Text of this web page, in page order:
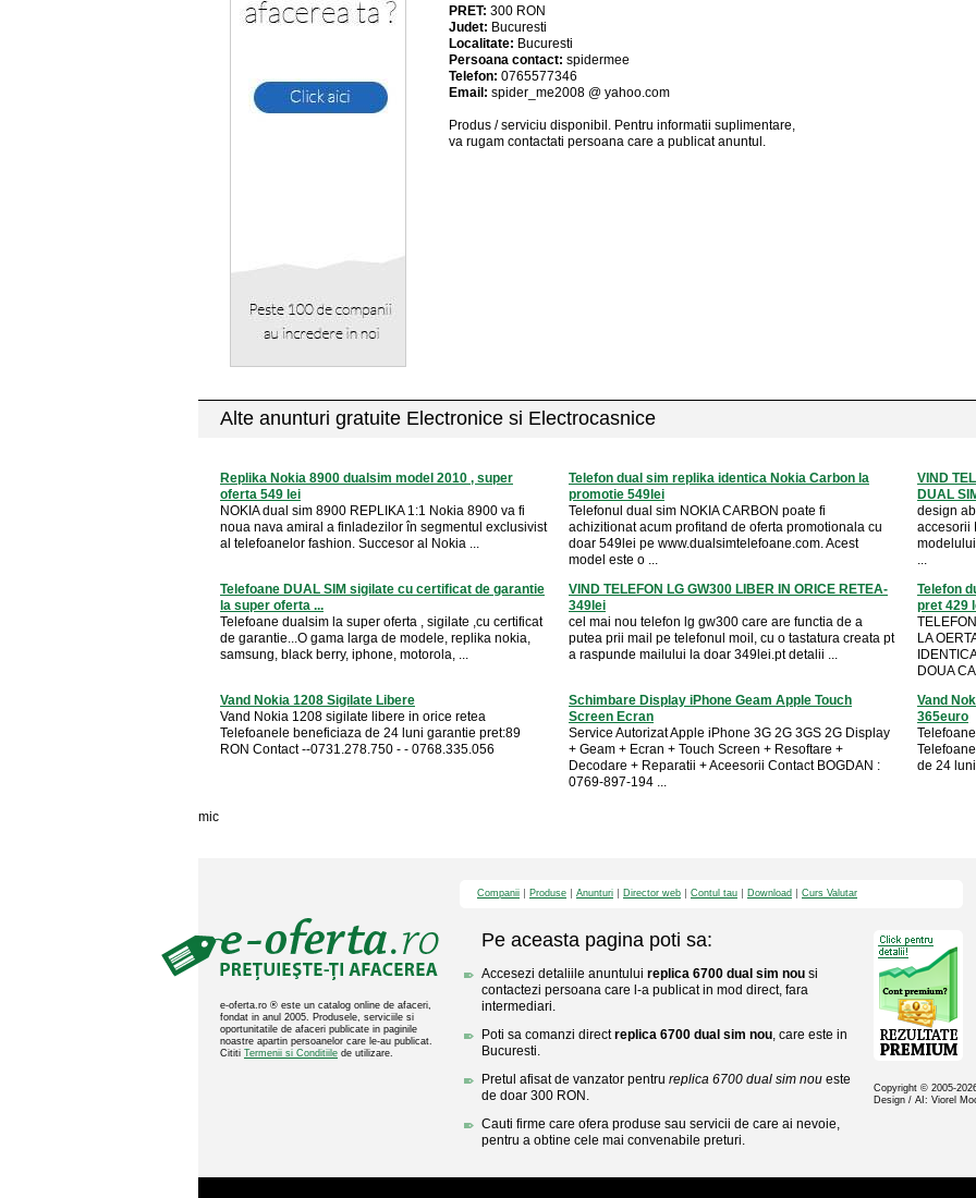
PRET: 300 RON
Judet: Bucuresti
Localitate: Bucuresti
Persoana contact: spidermee
Telefon: 0765577346
Email: spider_me2008 @ yahoo.com
Produs / serviciu disponibil . Pentru informatii suplimentare,
va rugam contactati persoana care a publicat anuntul.
Alte anunturi gratuite Electronice si Electrocasnice
Replika Nokia 8900 dualsim model 2010 , super
oferta 549 lei
NOKIA dual sim 8900 REPLIKA 1:1 Nokia 8900 va fi
noua nava amiral a finladezilor în segmentul exclusivist
al telefoanelor fashion. Succesor al Nokia ...
Telefon dual sim replika identica Nokia Carbon la
promotie 549lei
Telefonul dual sim NOKIA CARBON poate fi
achizitionat acum profitand de oferta promotionala cu
doar 549lei pe www.dualsimtelefoane.com. Acest
model este o ...
VIND
DUAL
design
accesorii
...
Telefoane DUAL SIM sigilate cu certificat de garantie
la super oferta ...
Telefoane dualsim la super oferta , sigilate ,cu certificat
de garantie...O gama larga de modele, replika nokia,
samsung, black berry, iphone, motorola, ...
VIND TELEFON LG GW300 LIBER IN ORICE RETEA-
349lei
cel mai nou telefon lg gw300 care are functia de a
putea prii mail pe telefonul moil, cu o tastatura creata pt
a raspunde mailului la doar 349lei.pt detalii ...
Telefon
pret 429
LA
DOUA
Vand Nokia 1208 Sigilate Libere
Vand Nokia 1208 sigilate libere in orice retea
Telefoanele beneficiaza de 24 luni garantie pret:89
RON Contact --0731.278.750 - - 0768.335.056
Schimbare Display iPhone Geam Apple Touch
Screen Ecran
Service Autorizat Apple iPhone 3G 2G 3GS 2G Display
+ Geam + Ecran + Touch Screen + Resoftare +
Decodare + Reparatii + Aceesorii Contact BOGDAN :
0769-897-194 ...
Vand
365euro
de 24
mic
e-oferta.ro ® este un catalog online de afaceri,
fondat in anul 2005. Produsele, serviciile si
oportunitatile de afaceri publicate in paginile
noastre apartin persoanelor care le-au publicat.
Cititi Termenii si Conditiile de utilizare.
Companii Produse Anunturi Director web Contul tau Download Curs Valutar
Pe aceasta pagina poti sa:
Accesezi detaliile anuntului replica 6700 dual sim nou si
contactezi persoana care l-a publicat in mod direct, fara
intermediari.
Poti sa comanzi directreplica 6700 dual sim nou, care este in
Bucuresti.
Pretul afisat de vanzator pentru replica 6700 dual sim nou este
de doar 300 RON.
Cauti firme care ofera produse sau servicii de care ai nevoie,
pentru a obtine cele mai convenabile preturi.
Copyright © 2005-
Design / AI: Viorel